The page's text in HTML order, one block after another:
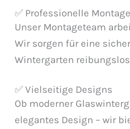
✅ Professionelle Montage
Unser Montageteam
Wir sorgen für eine
Wintergarten
✅ Vielseitige Designs
Ob moderner
elegantes Design – wir